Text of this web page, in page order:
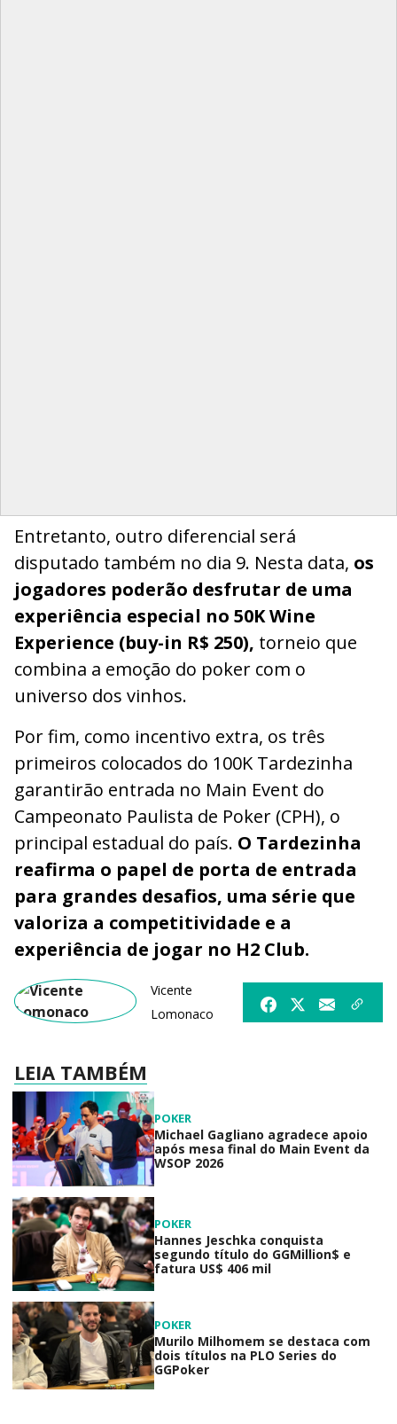
Entretanto, outro diferencial será
disputado também no dia 9. Nesta data, os
jogadores poderão desfrutar de uma
experiência especial no 50K Wine
Experience (buy-in R$ 250), torneio que
combina a emoção do poker com o
universo dos vinhos.
Por fim, como incentivo extra, os três
primeiros colocados do 100K Tardezinha
garantirão entrada no Main Event do
Campeonato Paulista de Poker (CPH), o
principal estadual do país. O Tardezinha
reafirma o papel de porta de entrada
para grandes desafios, uma série que
valoriza a competitividade e a
experiência de jogar no H2 Club.
Vicente
Lomonaco
LEIA TAMBÉM
POKER
Michael Gagliano agradece apoio
após mesa final do Main Event da
WSOP 2026
POKER
Hannes Jeschka conquista
segundo título do GGMillion$ e
fatura US$ 406 mil
POKER
Murilo Milhomem se destaca com
dois títulos na PLO Series do
GGPoker